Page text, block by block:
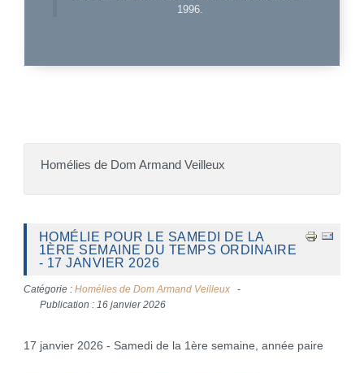
1996.
Homélies de Dom Armand Veilleux
HOMÉLIE POUR LE SAMEDI DE LA
1ÈRE SEMAINE DU TEMPS ORDINAIRE
- 17 JANVIER 2026
Catégorie : Homélies de Dom Armand Veilleux
Publication : 16 janvier 2026
17 janvier 2026 - Samedi de la 1ère semaine, année paire